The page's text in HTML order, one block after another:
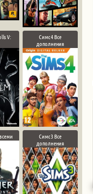
V:
Симс 4 Все
дополнения
Симс 3 Все
дополнения